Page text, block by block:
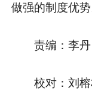
做强的制度优势
责编：李丹
校对：刘